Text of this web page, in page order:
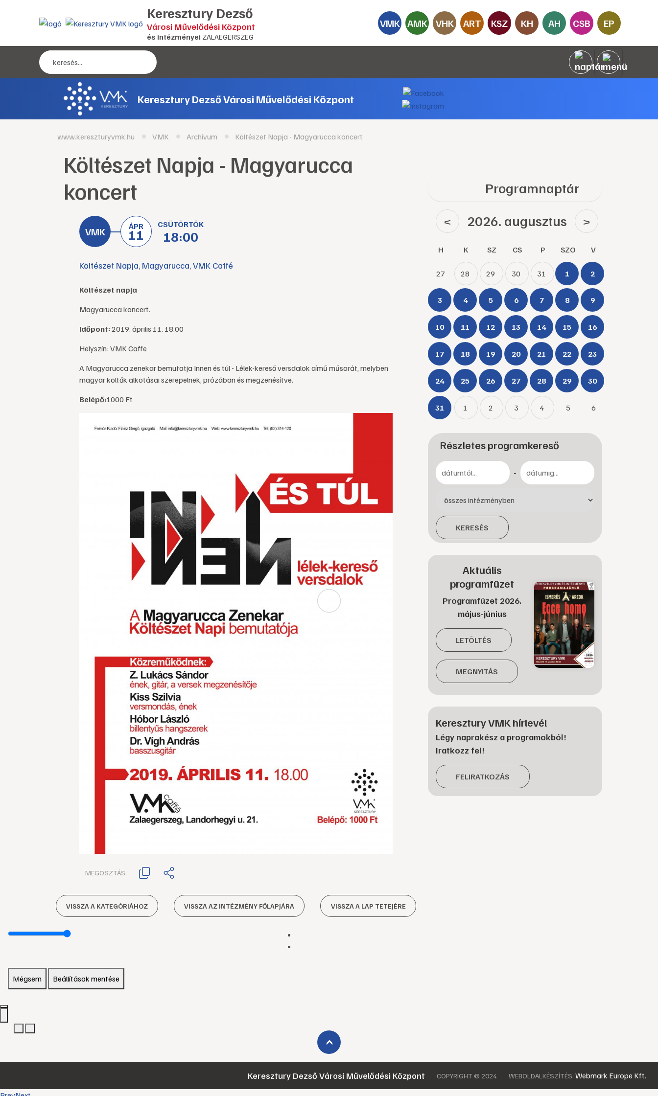
Keresztury Dezső
Városi Művelődési Központ
és intézményei ZALAEGERSZEG
VMK AMK VHK ART KSZ KH AH CSB EP
Keresztury Dezső Városi Művelődési Központ
www.kereszturyvmk.hu VMK Archívum Költészet Napja - Magyarucca koncert
Költészet Napja - Magyarucca
koncert
ÁPR
11
CSÜTÖRTÖK
18:00
Költészet Napja, Magyarucca,VMK Caffé
Költészet napja
Magyarucca koncert.
Időpont:2019. április 11. 18.00
Helyszín: VMK Caffe
A Magyarucca zenekar bemutatja Innen és túl - Lélek-kereső versdalok című műsorát, melyben
magyar költők alkotásai szerepelnek, prózában és megzenésítve.
Belépő:1000 Ft
MEGOSZTÁS:
VISSZA A KATEGÓRIÁHOZ VISSZA AZ INTÉZMÉNY FŐLAPJÁRA VISSZA A LAP TETEJÉRE
Programnaptár
< 2026. augusztus >
H K SZ CS P SZO V
27 28 29 30 31 1 2
3 4 5 6 7 8 9
10 11 12 13 14 15 16
17 18 19 20 21 22 23
24 25 26 27 28 29 30
31 1 2 3 4 5 6
Részletes programkereső
-
KERESÉS
Aktuális
programfüzet
Programfüzet 2026.
május-június
LETÖLTÉS
MEGNYITÁS
Keresztury VMK hírlevél
Légy naprakész a programokból!
Iratkozz fel!
FELIRATKOZÁS
Mégsem Beállítások mentése
›
Keresztury Dezső Városi Művelődési Központ COPYRIGHT © 2024 WEBOLDALKÉSZÍTÉS: Webmark Europe Kft.